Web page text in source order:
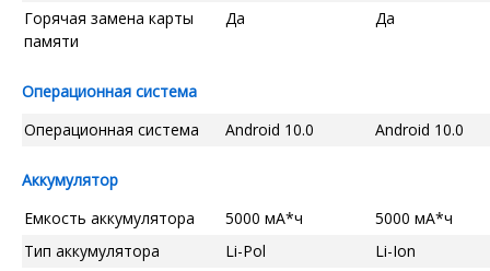
Горячая замена карты
памяти
Да Да
Операционная система
Операционная система
Android 10.0 Android 10.0
Аккумулятор
Емкость аккумулятора
5000 мА*ч
5000 мА*ч
Тип аккумулятора
Li-Pol
Li-Ion